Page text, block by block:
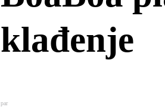
klađenje
par